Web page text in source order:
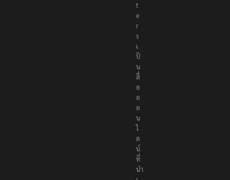
t
e
r
s
เ
ป็
น
สื่
อ
อ
อ
น
ไ
ล
น์
ที่
นำ